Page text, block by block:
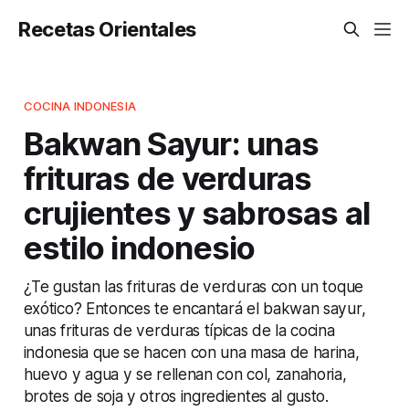
Recetas Orientales
COCINA INDONESIA
Bakwan Sayur: unas
frituras de verduras
crujientes y sabrosas al
estilo indonesio
¿Te gustan las frituras de verduras con un toque
exótico? Entonces te encantará el bakwan sayur,
unas frituras de verduras típicas de la cocina
indonesia que se hacen con una masa de harina,
huevo y agua y se rellenan con col, zanahoria,
brotes de soja y otros ingredientes al gusto.